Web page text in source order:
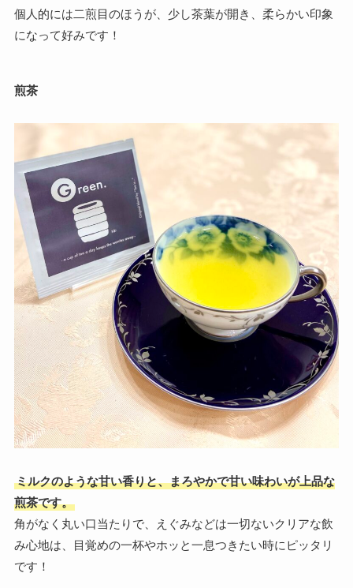
個人的には二煎目のほうが、少し茶葉が開き、柔らかい印象
になって好みです！
煎茶
ミルクのような甘い香りと、まろやかで甘い味わいが上品な
煎茶です。
角がなく丸い口当たりで、えぐみなどは一切ないクリアな飲
み心地は、目覚めの一杯やホッと一息つきたい時にピッタリ
です！